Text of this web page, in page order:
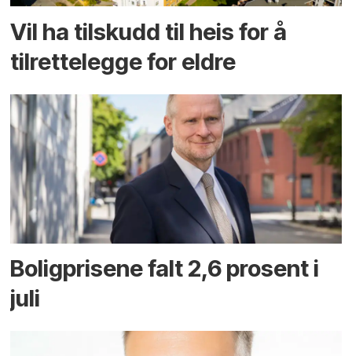
Vil ha tilskudd til heis for å
tilrettelegge for eldre
Boligprisene falt 2,6 prosent i
juli